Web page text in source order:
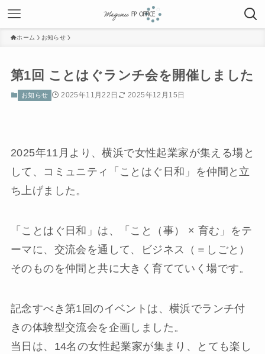
ホーム お知らせ
第1回 ことはぐランチ会を開催しました
お知らせ 2025年11月22日 2025年12月15日
2025年11月より、横浜で女性起業家が集える場と
して、コミュニティ「ことはぐ日和」を仲間と立
ち上げました。
「ことはぐ日和」は、「こと（事） × 育む」をテ
ーマに、交流会を通して、ビジネス（＝しごと）
そのものを仲間と共に大きく育てていく場です。
記念すべき第1回のイベントは、横浜でランチ付
きの体験型交流会を企画しました。
当日は、14名の女性起業家が集まり、とても楽し